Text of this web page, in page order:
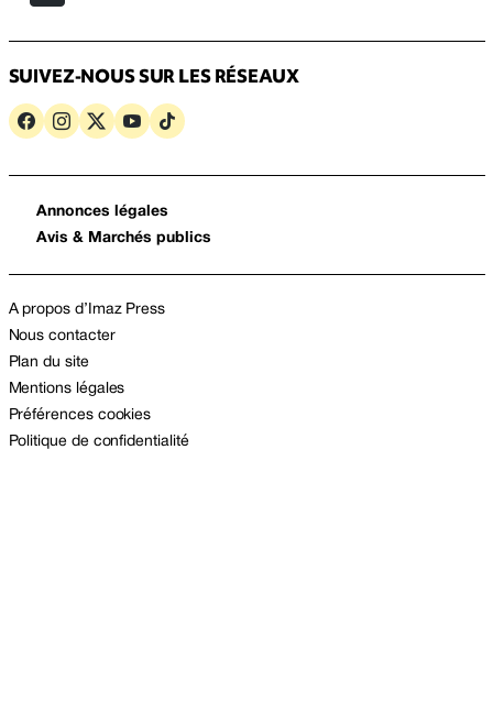
SUIVEZ-NOUS SUR LES RÉSEAUX
Annonces légales
Avis & Marchés publics
A propos d’Imaz Press
Nous contacter
Plan du site
Mentions légales
Préférences cookies
Politique de confidentialité